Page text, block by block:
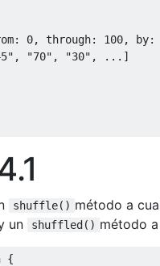
: 0, through: 100, by:
shuffle() método a
un
shuffled() método
{